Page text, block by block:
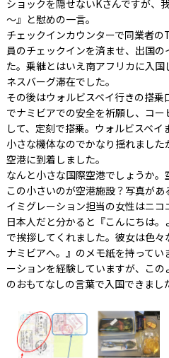
ショックを隠せないKさんですが、
～』と慰めの一言。
チェックインカウンターで同業者
員のチェックインを済ませ、出国
た。乗継とはいえ南アフリカに入
ネスバーグ滞在でした。
その後はウォルビスベイ行きの搭
でナミビアでの安全を祈願し、コ
して、定刻で搭乗。ウォルビスベイ
小さな機体なのでかなり揺れまし
空港に到着しました。
なんと小さな国際空港でしょうか。
この小さいのが空港施設？写真があ
イミグレーション担当の女性はニ
日本人だと分かると『こんにちは
で挨拶してくれました。彼女は色
ナミビアへ。』のメモ紙を持って
ーションを経験していますが、こ
のおもてなしの言葉で入国できまし